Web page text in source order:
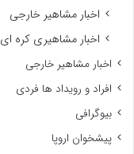
اخبار مشاهیر خارجی
اخبار مشاهیری کره ای
اخبار مشاهیر خارجی
افراد و رویداد ها فردی
بیوگرافی
پیشخوان اروپا